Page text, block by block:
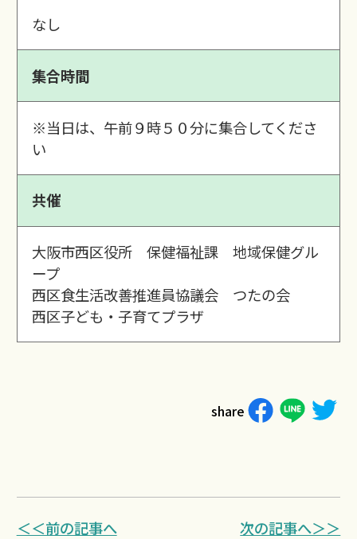
なし
集合時間
※当日は、午前９時５０分に集合してくださ
い
共催
大阪市西区役所 保健福祉課 地域保健グル
ープ
西区食生活改善推進員協議会 つたの会
西区子ども・子育てプラザ
share
＜＜前の記事へ 次の記事へ＞＞